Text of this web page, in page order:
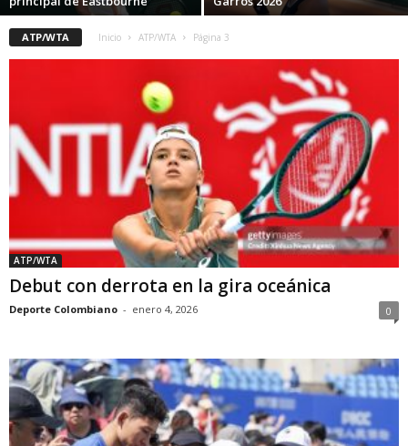
ATP/WTA Inicio ATP/WTA Página 3
ATP/WTA
Debut con derrota en la gira oceánica
Deporte Colombiano - enero 4, 2026 0